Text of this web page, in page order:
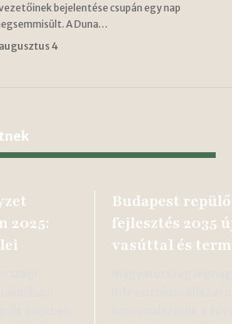
bejelentése csupán egy nap
A Duna…
4
2025:
Budapest
fejlesztés 2035
vasúttal és